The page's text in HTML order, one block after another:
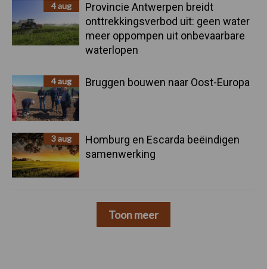
4 aug
Provincie Antwerpen breidt
onttrekkingsverbod uit: geen water
meer oppompen uit onbevaarbare
waterlopen
4 aug Bruggen bouwen naar Oost-Europa
3 aug
Homburg en Escarda beëindigen
samenwerking
Toon meer